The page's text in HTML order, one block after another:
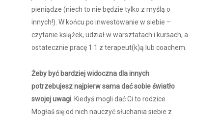
pieniądze (niech to nie będzie tylko z myślą o
innych!). W końcu po inwestowanie w siebie –
czytanie książek, udział w warsztatach i kursach, a
ostatecznie pracę 1:1 z terapeut(k)ą lub coachem.
Żeby być bardziej widoczna dla innych
potrzebujesz najpierw sama dać sobie światło
swojej uwagi . Kiedyś mogli dać Ci to rodzice.
Mogłaś się od nich nauczyć słuchania siebie z